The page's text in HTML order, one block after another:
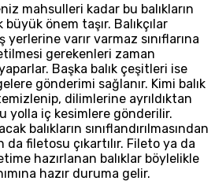
mahsulleri kadar bu balıkların
büyük önem taşır. Balıkçılar
yerlerine varır varmaz sınıflarına
gerekenleri zaman
Başka balık çeşitleri ise
gönderimi sağlanır. Kimi balık
dilimlerine ayrıldıktan
yolla iç kesimlere gönderilir.
balıkların sınıflandırılmasından
da filetosu çıkartılır. Fileto ya da
hazırlanan balıklar böylelikle
hazır duruma gelir.